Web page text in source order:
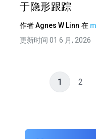
于隐形跟踪
作者Agnes W Linn 在
更新时间 01 6 月, 2026
1 2